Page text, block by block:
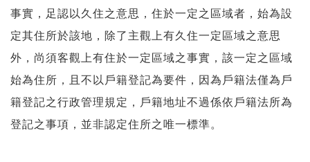
事實，足認以久住之意思，住於一定之區域者，始為設
定其住所於該地，除了主觀上有久住一定區域之意思
外，尚須客觀上有住於一定區域之事實，該一定之區域
始為住所，且不以戶籍登記為要件，因為戶籍法僅為戶
籍登記之行政管理規定，戶籍地址不過係依戶籍法所為
登記之事項，並非認定住所之唯一標準。